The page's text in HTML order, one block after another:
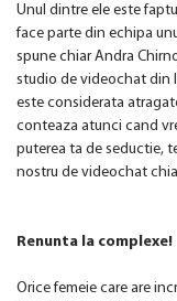
Unul dintre ele este
face parte din echipa
spune chiar Andra
studio de videochat din
este considerata
conteaza atunci cand
puterea ta de seductie,
nostru de videochat
Renunta la complexe!
Orice femeie care are